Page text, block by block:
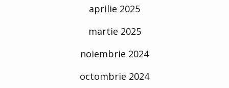
aprilie 2025
martie 2025
noiembrie 2024
octombrie 2024